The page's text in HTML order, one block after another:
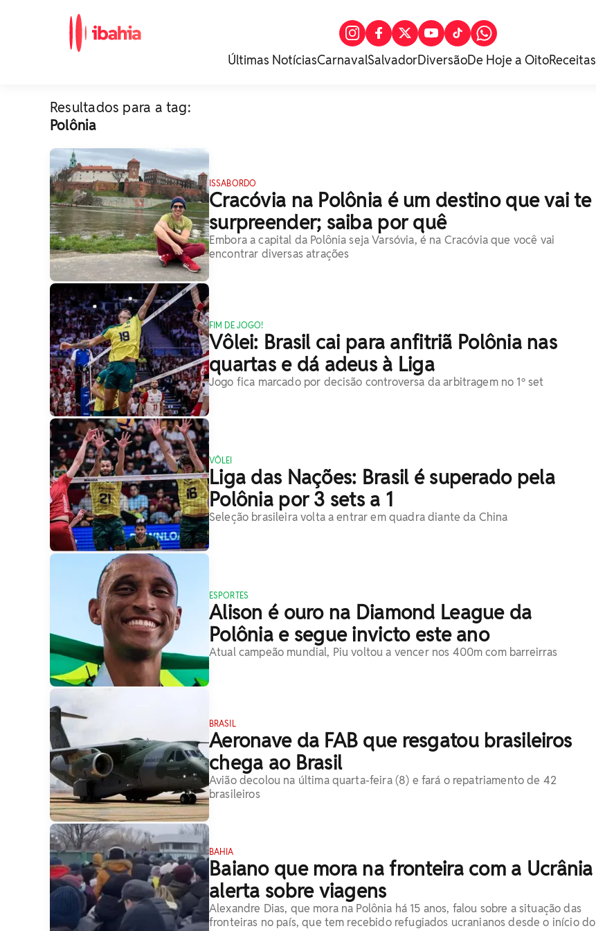
Últimas NotíciasCarnavalSalvadorDiversãoDe Hoje a OitoReceitas
Resultados para a tag:
Polônia
ISSABORDO
Cracóvia na Polônia é um destino que vai te
surpreender; saiba por quê
Embora a capital da Polônia seja Varsóvia, é na Cracóvia que você vai
encontrar diversas atrações
FIM DE JOGO!
Vôlei: Brasil cai para anfitriã Polônia nas
quartas e dá adeus à Liga
Jogo fica marcado por decisão controversa da arbitragem no 1º set
VÔLEI
Liga das Nações: Brasil é superado pela
Polônia por 3 sets a 1
Seleção brasileira volta a entrar em quadra diante da China
ESPORTES
Alison é ouro na Diamond League da
Polônia e segue invicto este ano
Atual campeão mundial, Piu voltou a vencer nos 400m com barreirras
BRASIL
Aeronave da FAB que resgatou brasileiros
chega ao Brasil
Avião decolou na última quarta-feira (8) e fará o repatriamento de 42
brasileiros
BAHIA
Baiano que mora na fronteira com a Ucrânia
alerta sobre viagens
Alexandre Dias, que mora na Polônia há 15 anos, falou sobre a situação das
fronteiras no país, que tem recebido refugiados ucranianos desde o início do